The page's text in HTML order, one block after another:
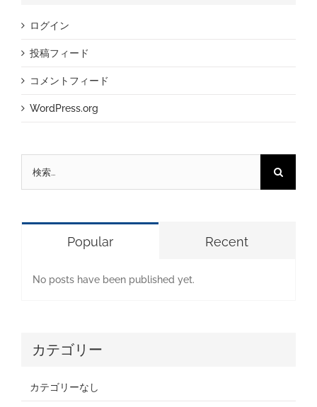
ログイン
投稿フィード
コメントフィード
WordPress.org
Popular Recent
No posts have been published yet.
カテゴリー
カテゴリーなし